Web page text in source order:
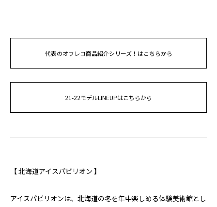
代表のオフレコ商品紹介シリーズ！はこちらから
21-22モデルLINEUPはこちらから
【 北海道アイスパビリオン 】
アイスパビリオンは、北海道の冬を年中楽しめる体験美術館とし